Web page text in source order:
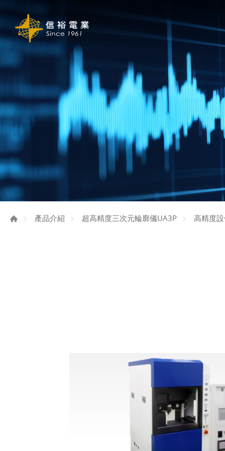
產品介紹 超高精度三次元輪廓儀UA3P 高精度